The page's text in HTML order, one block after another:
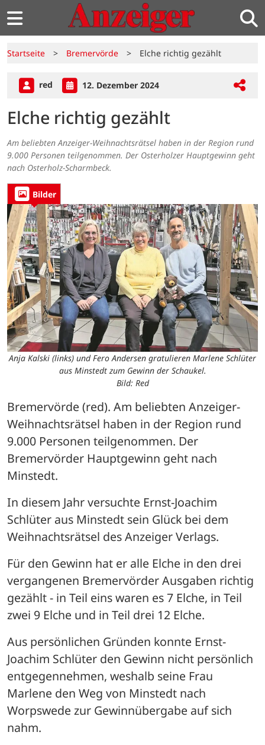
Startseite > Bremervörde > Elche richtig gezählt
red 12. Dezember 2024
Elche richtig gezählt
Am beliebten Anzeiger-Weihnachtsrätsel haben in der Region rund
9.000 Personen teilgenommen. Der Osterholzer Hauptgewinn geht
nach Osterholz-Scharmbeck.
Bilder
Anja Kalski (links) und Fero Andersen gratulieren Marlene Schlüter
aus Minstedt zum Gewinn der Schaukel.
Bild: Red
Bremervörde (red). Am beliebten Anzeiger-
Weihnachtsrätsel haben in der Region rund
9.000 Personen teilgenommen. Der
Bremervörder Hauptgewinn geht nach
Minstedt.
In diesem Jahr versuchte Ernst-Joachim
Schlüter aus Minstedt sein Glück bei dem
Weihnachtsrätsel des Anzeiger Verlags.
Für den Gewinn hat er alle Elche in den drei
vergangenen Bremervörder Ausgaben richtig
gezählt - in Teil eins waren es 7 Elche, in Teil
zwei 9 Elche und in Teil drei 12 Elche.
Aus persönlichen Gründen konnte Ernst-
Joachim Schlüter den Gewinn nicht persönlich
entgegennehmen, weshalb seine Frau
Marlene den Weg von Minstedt nach
Worpswede zur Gewinnübergabe auf sich
nahm.